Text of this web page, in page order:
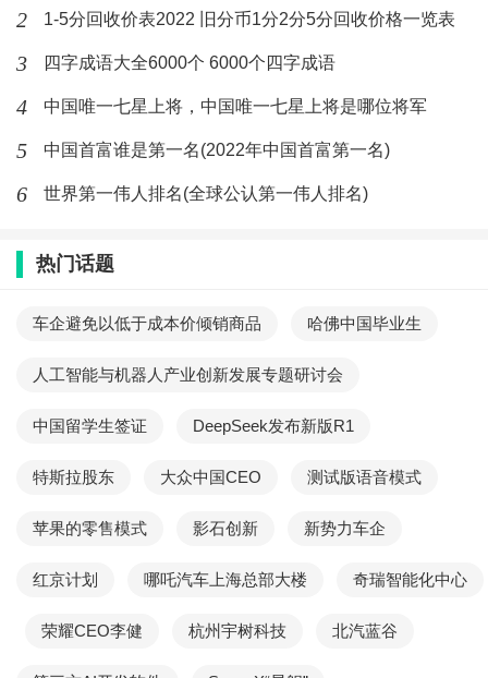
2 1-5分回收价表2022 旧分币1分2分5分回收价格一览表
3 四字成语大全6000个 6000个四字成语
4 中国唯一七星上将，中国唯一七星上将是哪位将军
5 中国首富谁是第一名(2022年中国首富第一名)
6 世界第一伟人排名(全球公认第一伟人排名)
热门话题
车企避免以低于成本价倾销商品 哈佛中国毕业生
人工智能与机器人产业创新发展专题研讨会
中国留学生签证 DeepSeek发布新版R1
特斯拉股东 大众中国CEO 测试版语音模式
苹果的零售模式 影石创新 新势力车企
红京计划 哪吒汽车上海总部大楼 奇瑞智能化中心
荣耀CEO李健 杭州宇树科技 北汽蓝谷